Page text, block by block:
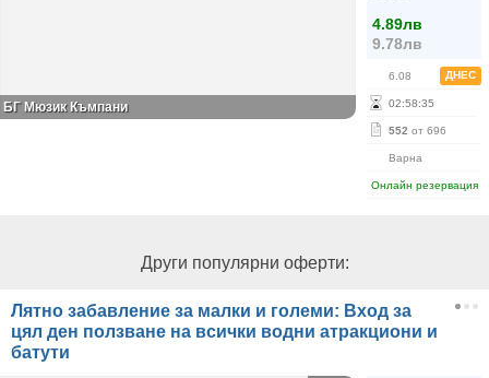
4.89лв
9.78лв
6.08 ДНЕС
02:58:35
552 от 696
Варна
Онлайн резервация
БГ Мюзик Къмпани
Други популярни оферти:
Лятно забавление за малки и големи: Вход за
цял ден ползване на всички водни атракциони и
батути